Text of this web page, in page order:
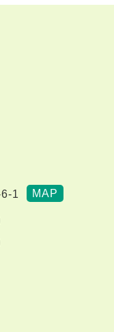
1
MAP